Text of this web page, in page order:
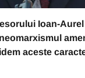
Ioan-
aceste